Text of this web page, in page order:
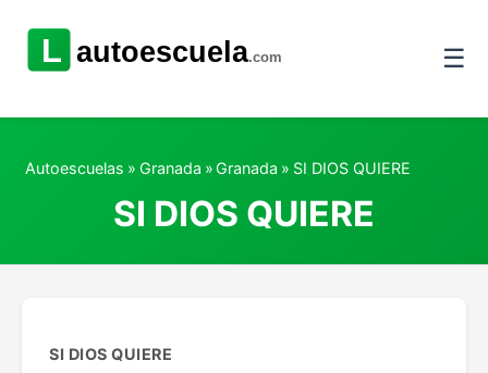
☰
Autoescuelas » Granada »Granada » SI DIOS QUIERE
SI DIOS QUIERE
SI DIOS QUIERE